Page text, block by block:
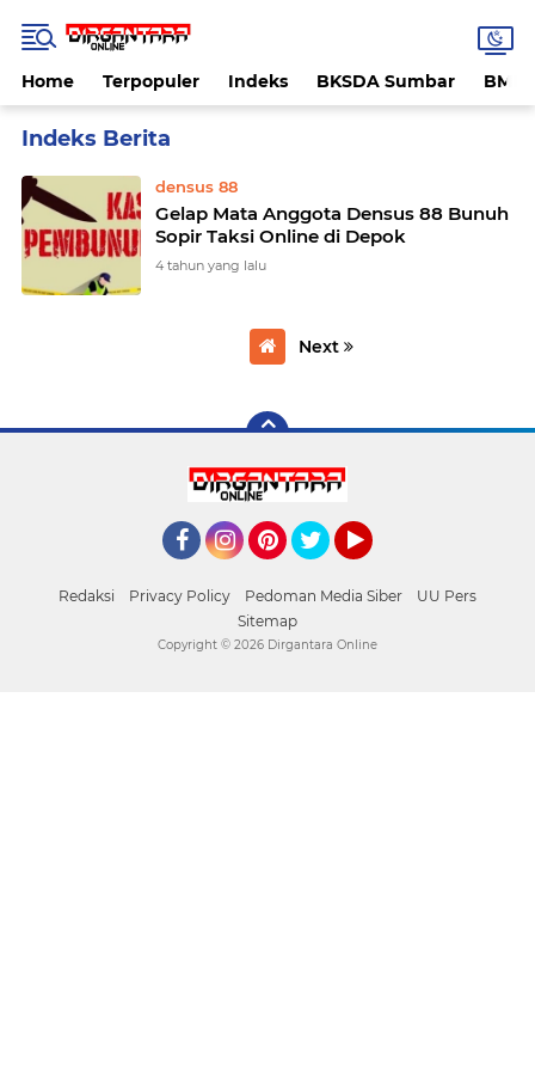
Home Terpopuler Indeks BKSDA Sumbar
densus 88
Gelap Mata Anggota Densus 88 Bunuh
Sopir Taksi Online di Depok
4 tahun yang lalu
Next
Redaksi Privacy Policy Pedoman Media Siber
UU Pers
Sitemap
Copyright © 2026 Dirgantara Online